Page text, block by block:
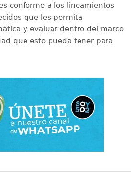
conforme a los lineamientos
que les permita
y evaluar dentro del marco
que esto pueda tener para